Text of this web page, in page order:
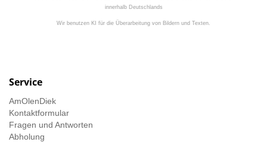
innerhalb Deutschlands
Wir benutzen KI für die Überarbeitung von Bildern und Texten.
Service
AmOlenDiek
Kontaktformular
Fragen und Antworten
Abholung